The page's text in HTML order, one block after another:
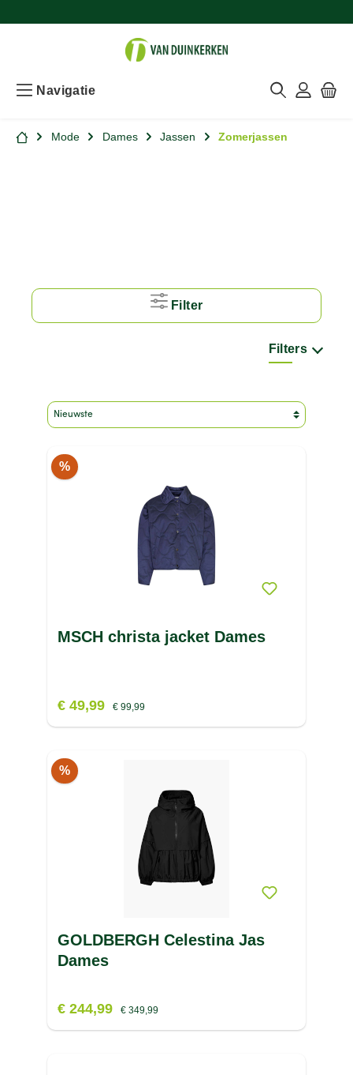
Navigatie
Mode Dames Jassen Zomerjassen
Filter
Filters
Maat Materiaal
Type product
%
MSCH christa jacket Dames
€ 49,99 € 99,99
%
GOLDBERGH Celestina Jas
Dames
€ 244,99 € 349,99